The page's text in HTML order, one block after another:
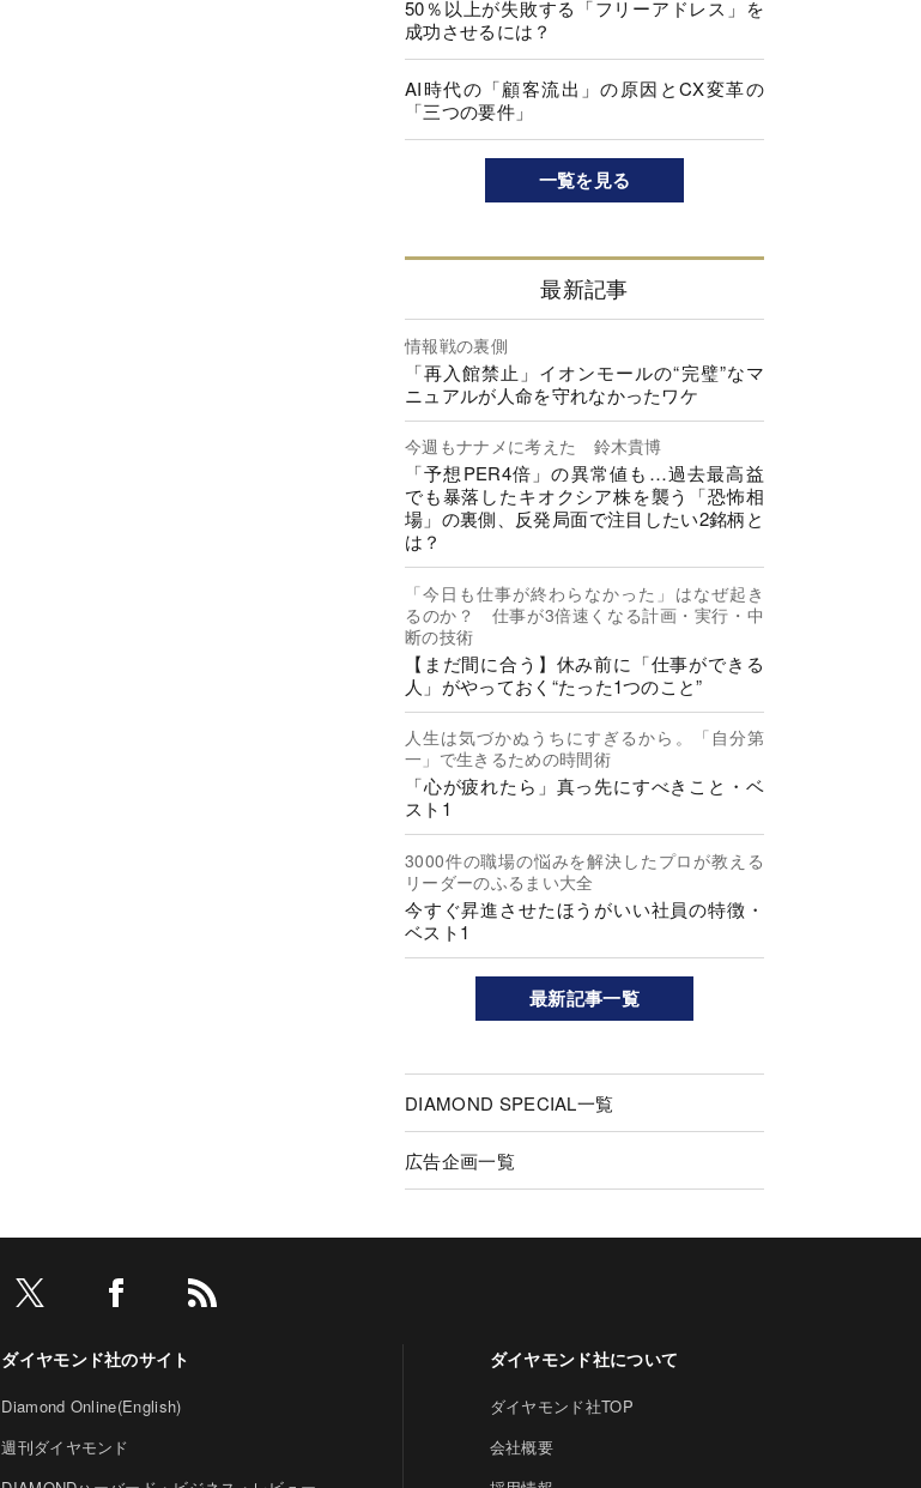
50％以上が失敗する「フリーアドレス」を
成功させるには？
AI時代の「顧客流出」の原因とCX変革の
「三つの要件」
一覧を見る
最新記事
情報戦の裏側
「再入館禁止」イオンモールの“完璧”なマ
ニュアルが人命を守れなかったワケ
今週もナナメに考えた 鈴木貴博
「予想PER4倍」の異常値も…過去最高益
でも暴落したキオクシア株を襲う「恐怖相
場」の裏側、反発局面で注目したい2銘柄と
は？
「今日も仕事が終わらなかった」はなぜ起き
るのか？ 仕事が3倍速くなる計画・実行・中
断の技術
【まだ間に合う】休み前に「仕事ができる
人」がやっておく“たった1つのこと”
人生は気づかぬうちにすぎるから。「自分第
一」で生きるための時間術
「心が疲れたら」真っ先にすべきこと・ベ
スト1
3000件の職場の悩みを解決したプロが教える
リーダーのふるまい大全
今すぐ昇進させたほうがいい社員の特徴・
ベスト1
最新記事一覧
DIAMOND SPECIAL一覧
広告企画一覧
ダイヤモンド社のサイト
Diamond Online(English)
週刊ダイヤモンド
ダイヤモンド社について
ダイヤモンド社TOP
会社概要